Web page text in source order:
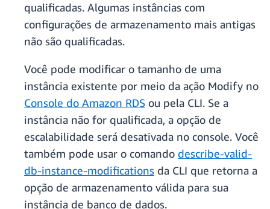
qualificadas. Algumas instâncias com
configurações de armazenamento mais antigas
não são qualificadas.
Você pode modificar o tamanho de uma
instância existente por meio da ação Modify no
Console do Amazon RDS ou pela CLI. Se a
instância não for qualificada, a opção de
escalabilidade será desativada no console. Você
também pode usar o comando describe-valid-
db-instance-modifications da CLI que retorna a
opção de armazenamento válida para sua
instância de banco de dados.